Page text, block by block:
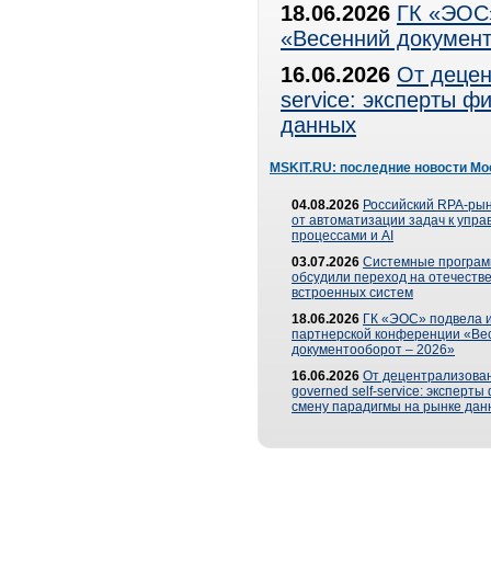
18.06.2026 ГК
«Весенний
16.06.2026 От
service: эксперты
данных
MSKIT.RU: последние новости
04.08.2026 Российский RPA-
от автоматизации задач к
процессами и AI
03.07.2026 Системные
обсудили переход на
встроенных систем
18.06.2026 ГК «ЭОС» подвела
партнерской конференции
документооборот – 2026»
16.06.2026 От
governed self-service: эксперты
смену парадигмы на рынке